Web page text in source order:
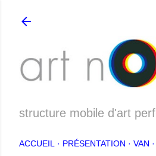
structure mobile d'art
ACCUEIL PRÉSENTATION VAN